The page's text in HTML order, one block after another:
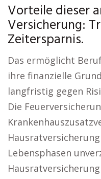
Vorteile dieser
Versicherung:
Zeitersparnis.
Das ermöglicht
ihre finanzielle
langfristig gegen
Die
Lebensphasen